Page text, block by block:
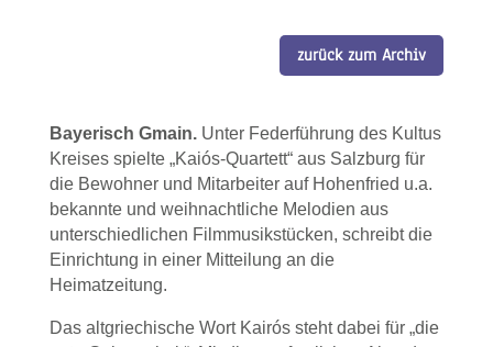
zurück zum Archiv
Bayerisch Gmain.Unter Federführung des Kultus
Kreises spielte „Kaiós-Quartett“ aus Salzburg für
die Bewohner und Mitarbeiter auf Hohenfried u.a.
bekannte und weihnachtliche Melodien aus
unterschiedlichen Filmmusikstücken, schreibt die
Einrichtung in einer Mitteilung an die
Heimatzeitung.
Das altgriechische Wort Kairós steht dabei für „die